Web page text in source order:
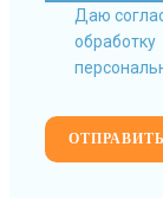
Даю
обработку